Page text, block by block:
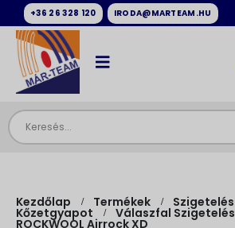
+36 26 328 120 IRODA@MARTEAM.HU
Kezdőlap Termékek Szigetelés
Kőzetgyapot Válaszfal Szigetelés
ROCKWOOL Airrock XD